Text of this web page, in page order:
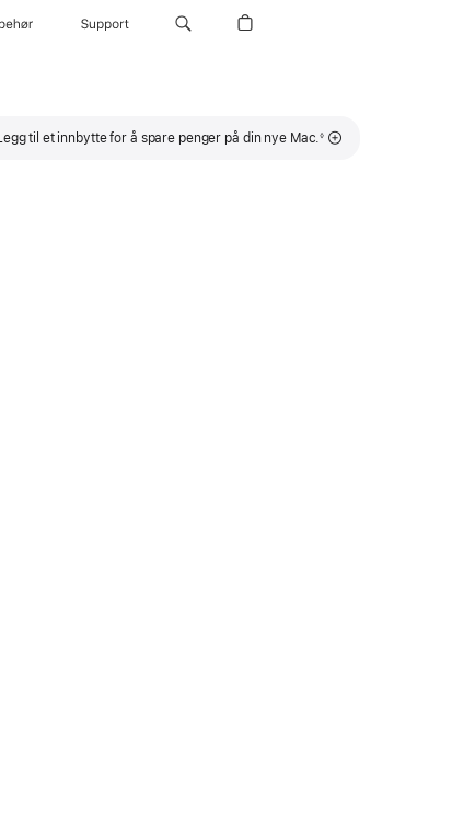
Support
til et innbytte for å spare penger på din nye Mac.
Fotnote
◊